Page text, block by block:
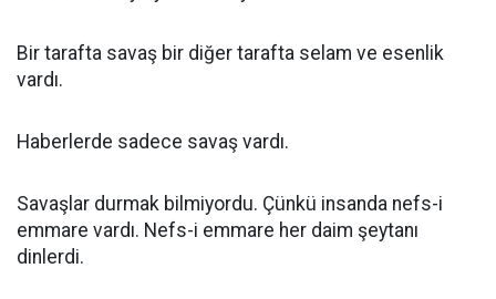
Bir tarafta savaş bir diğer tarafta selam ve esenlik
vardı.
Haberlerde sadece savaş vardı.
Savaşlar durmak bilmiyordu. Çünkü insanda nefs-i
emmare vardı. Nefs-i emmare her daim şeytanı
dinlerdi.